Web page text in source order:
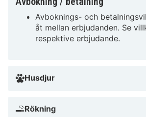
HOTEL Carcassonne Rocadest La
bekväm och prisvärd vistelse nära
i Carcassonne. Varför vänta? Boka
Avboknings- och
åt mellan erbjudanden. Se
respektive erbjudande.
Husdjur
Rökning